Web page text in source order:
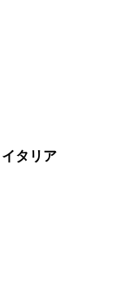
タリア